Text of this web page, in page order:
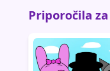
Priporočila